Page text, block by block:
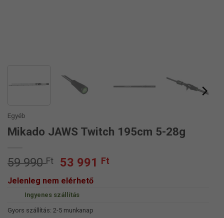
Egyéb
Mikado JAWS Twitch 195cm 5-28g
59 990Ft
Original
price
was:
59
990 Ft.
53 991 Ft
Jelenleg nem elérhető
Ingyenes szállítás
Gyors szállítás: 2-5 munkanap